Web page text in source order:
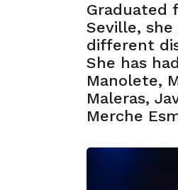
Graduated
Seville,
different
She has
Manolete,
Maleras,
Merche